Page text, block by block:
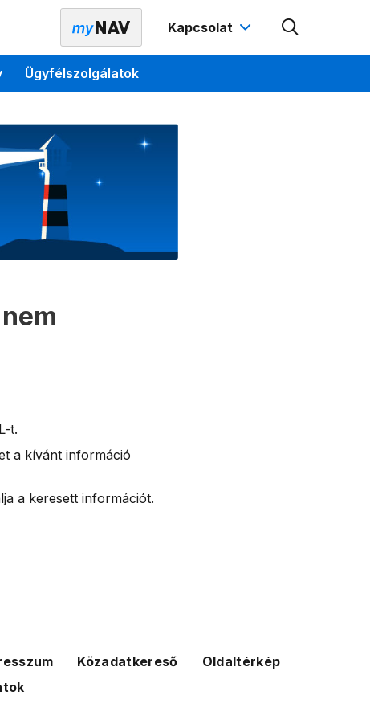
Kapcsolat
Ügyfélszolgálatok
t.
a kívánt információ
a keresett információt.
Közadatkereső
Oldaltérkép